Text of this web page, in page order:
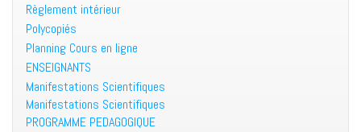
Règlement intérieur
Polycopiés
Planning Cours en ligne
ENSEIGNANTS
Manifestations Scientifiques
Manifestations Scientifiques
PROGRAMME PEDAGOGIQUE